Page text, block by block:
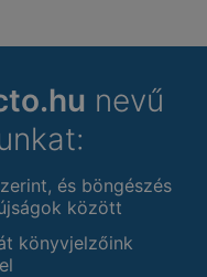
nevű
és böngészés
között
könyvjelzőink